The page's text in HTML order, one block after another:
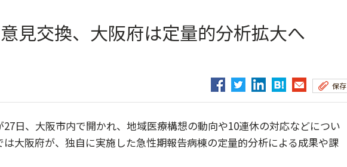
意見交換、大阪府は定量的分析拡大へ
保存
日、大阪市内で開かれ、地域医療構想の動向や10連休の対応などについ
大阪府が、独自に実施した急性期報告病棟の定量的分析による成果や課